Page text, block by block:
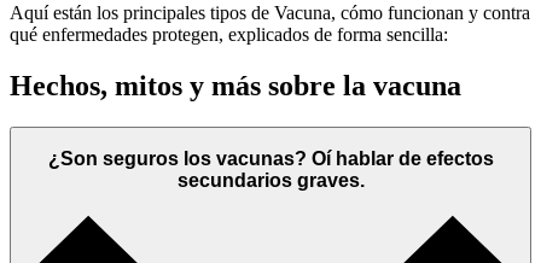
Aquí están los principales tipos de Vacuna, cómo funcionan y contra
qué enfermedades protegen, explicados de forma sencilla:
Hechos, mitos y más sobre la vacuna
¿Son seguros los vacunas? Oí hablar de efectos
secundarios graves.